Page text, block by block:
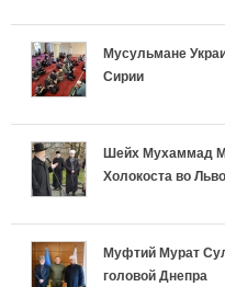
Мусульмане
Сирии
Шейх Мухаммад
Холокоста во
Муфтий Мурат
головой Днепра